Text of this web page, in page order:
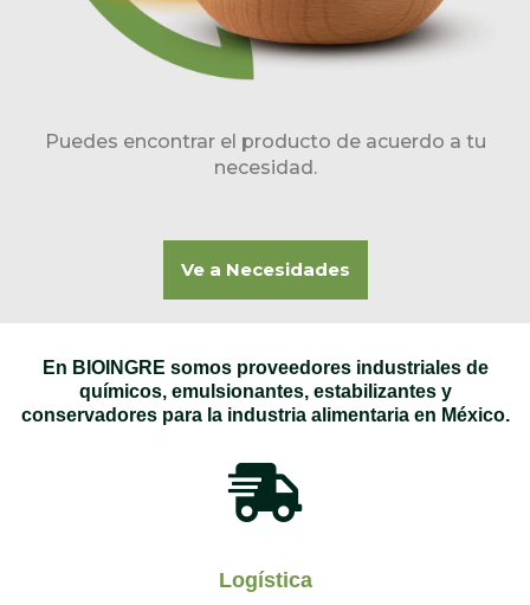
Puedes encontrar el producto de acuerdo a tu
necesidad.
Ve a Necesidades
En BIOINGRE somos proveedores industriales de
químicos, emulsionantes, estabilizantes y
conservadores para la industria alimentaria en México.
Logística